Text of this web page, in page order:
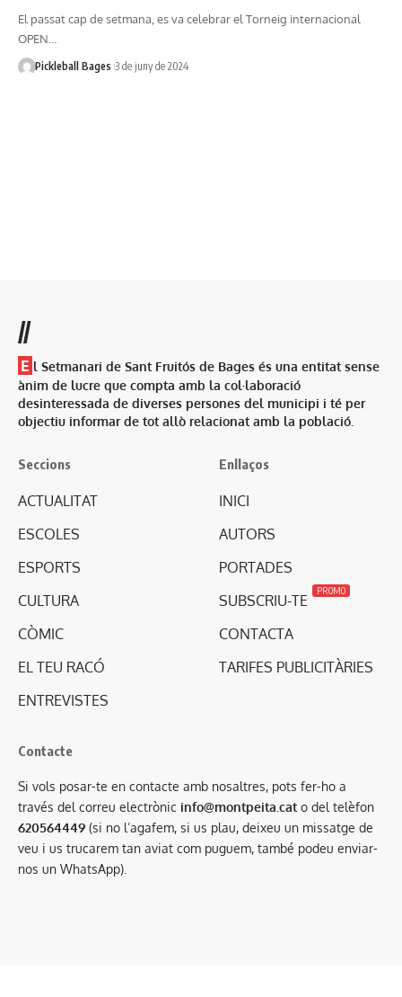
El passat cap de setmana, es va celebrar el Torneig internacional
OPEN…
Pickleball Bages 3 de juny de 2024
//
E l Setmanari de Sant Fruitós de Bages és una entitat sense
ànim de lucre que compta amb la col·laboració
desinteressada de diverses persones del municipi i té per
objectiu informar de tot allò relacionat amb la població.
Seccions
ACTUALITAT
ESCOLES
ESPORTS
CULTURA
CÒMIC
EL TEU RACÓ
ENTREVISTES
Enllaços
INICI
AUTORS
PORTADES
SUBSCRIU-TE
PROMO
CONTACTA
TARIFES PUBLICITÀRIES
Contacte
Si vols posar-te en contacte amb nosaltres, pots fer-ho a
través del correu electrònic info@montpeita.cat o del telèfon
620564449 (si no l’agafem, si us plau, deixeu un missatge de
veu i us trucarem tan aviat com puguem, també podeu enviar-
nos un WhatsApp).